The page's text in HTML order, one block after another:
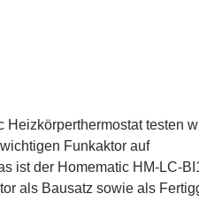
Heizkörperthermostat testen
Funkaktor auf
ist der Homematic HM-LC-
als Bausatz sowie als